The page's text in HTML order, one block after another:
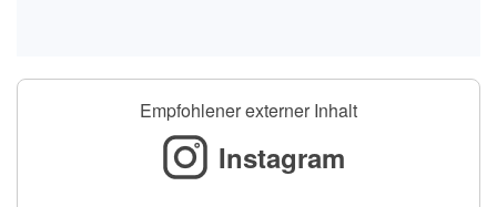
Empfohlener externer Inhalt
Instagram